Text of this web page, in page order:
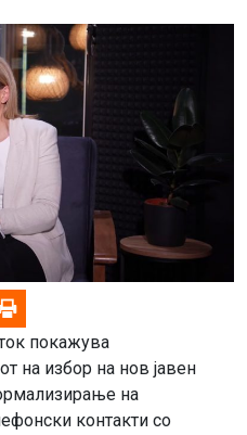
покажува
на избор на нов јавен
на
контакти со